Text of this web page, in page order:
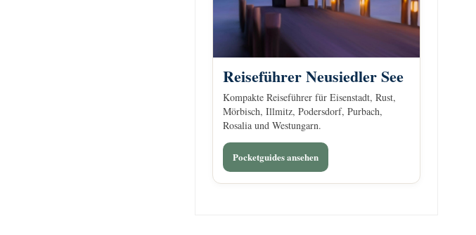
Reiseführer Neusiedler See
Kompakte Reiseführer für Eisenstadt, Rust,
Mörbisch, Illmitz, Podersdorf, Purbach,
Rosalia und Westungarn.
Pocketguides ansehen